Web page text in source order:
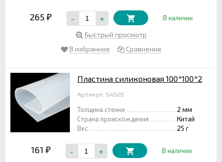
265 ₽ - + В наличии
Быстрый просмотр
В избранное
Сравнение
Пластина силиконовая 100*100*2
Артикул: S4505
Толщина стенки
2 мм
Страна происхождения
Китай
Вес
25 г
161 ₽ - + В наличии